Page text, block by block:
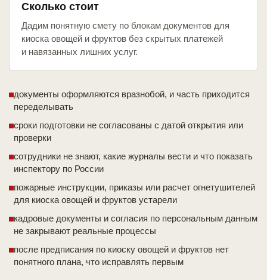
Сколько стоит
Дадим понятную смету по блокам документов для
киоска овощей и фруктов без скрытых платежей
и навязанных лишних услуг.
документы оформляются вразнобой, и часть приходится
переделывать
сроки подготовки не согласованы с датой открытия или
проверки
сотрудники не знают, какие журналы вести и что показать
инспектору по России
пожарные инструкции, приказы или расчет огнетушителей
для киоска овощей и фруктов устарели
кадровые документы и согласия по персональным данным
не закрывают реальные процессы
после предписания по киоску овощей и фруктов нет
понятного плана, что исправлять первым